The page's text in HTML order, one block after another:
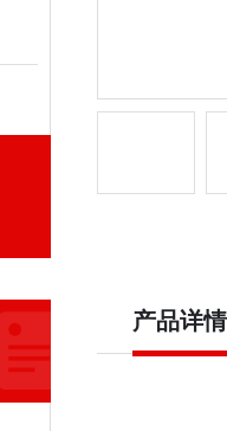
产品详情